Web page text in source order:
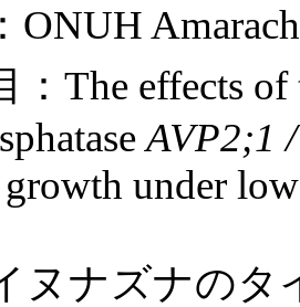
ONUH
：The effects
AVP2;1
growth under
ヌナズナの